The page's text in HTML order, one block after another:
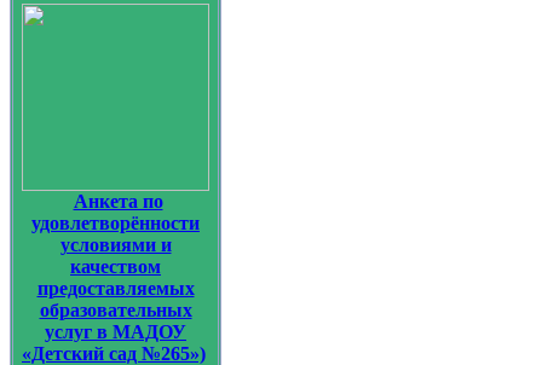
Анкета по
удовлетворённости
условиями и
качеством
предоставляемых
образовательных
услуг в МАДОУ
«Детский сад №265»)